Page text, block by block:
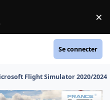
. ×
Se connecter
Flight Simulator 2020/2024